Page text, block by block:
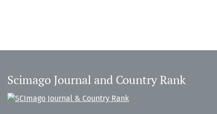
Scimago Journal and Country Rank